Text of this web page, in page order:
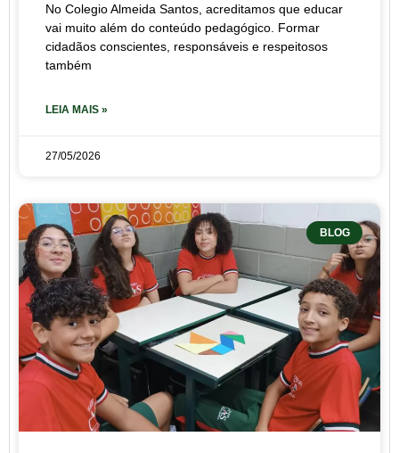
No Colegio Almeida Santos, acreditamos que educar
vai muito além do conteúdo pedagógico. Formar
cidadãos conscientes, responsáveis e respeitosos
também
LEIA MAIS »
27/05/2026
BLOG